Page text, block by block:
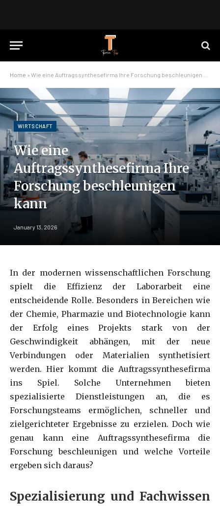
Home » Wie eine Auftragssynthesefirma Ihre Forschung beschleunigen kann
WIRTSCHAFT
Wie eine
Auftragssynthesefirma Ihre
Forschung beschleunigen
kann
January 13, 2026
In der modernen wissenschaftlichen Forschung
spielt die Effizienz der Laborarbeit eine
entscheidende Rolle. Besonders in Bereichen wie
der Chemie, Pharmazie und Biotechnologie kann
der Erfolg eines Projekts stark von der
Geschwindigkeit abhängen, mit der neue
Verbindungen oder Materialien synthetisiert
werden. Hier kommt die Auftragssynthesefirma
ins Spiel. Solche Unternehmen bieten
spezialisierte Dienstleistungen an, die es
Forschungsteams ermöglichen, schneller und
zielgerichteter Ergebnisse zu erzielen. Doch wie
genau kann eine Auftragssynthesefirma die
Forschung beschleunigen und welche Vorteile
ergeben sich daraus?
Spezialisierung und Fachwissen